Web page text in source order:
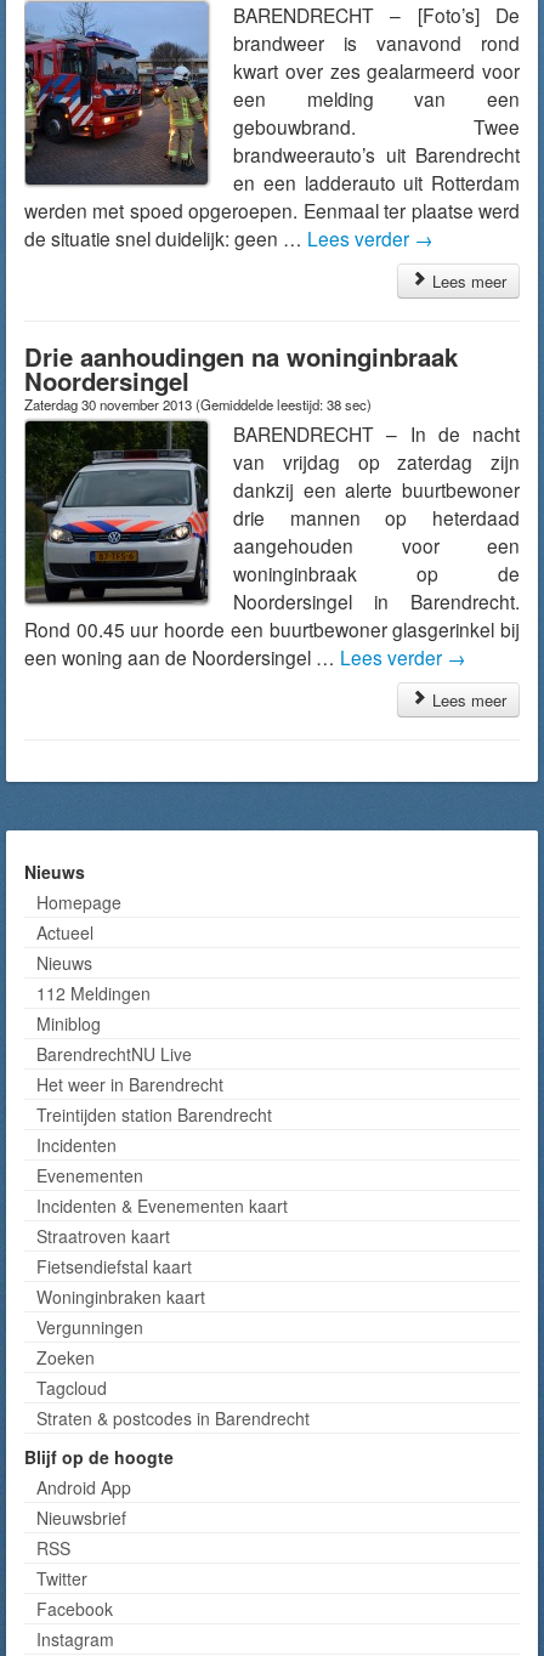
BARENDRECHT – [Foto’s] De
brandweer is vanavond rond
kwart over zes gealarmeerd voor
een melding van een
gebouwbrand. Twee
brandweerauto’s uit Barendrecht
en een ladderauto uit Rotterdam
werden met spoed opgeroepen. Eenmaal ter plaatse werd
de situatie snel duidelijk: geen … Lees verder →
Lees meer
Drie aanhoudingen na woninginbraak
Noordersingel
Zaterdag 30 november 2013(Gemiddelde leestijd: 38 sec)
BARENDRECHT – In de nacht
van vrijdag op zaterdag zijn
dankzij een alerte buurtbewoner
drie mannen op heterdaad
aangehouden voor een
woninginbraak op de
Noordersingel in Barendrecht.
Rond 00.45 uur hoorde een buurtbewoner glasgerinkel bij
een woning aan de Noordersingel … Lees verder →
Lees meer
Nieuws
Homepage
Actueel
Nieuws
112 Meldingen
Miniblog
BarendrechtNU Live
Het weer in Barendrecht
Treintijden station Barendrecht
Incidenten
Evenementen
Incidenten & Evenementen kaart
Straatroven kaart
Fietsendiefstal kaart
Woninginbraken kaart
Vergunningen
Zoeken
Tagcloud
Straten & postcodes in Barendrecht
Blijf op de hoogte
Android App
Nieuwsbrief
RSS
Twitter
Facebook
Instagram